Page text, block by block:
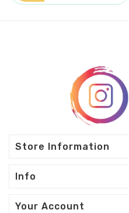
Store Information
Info
Your Account